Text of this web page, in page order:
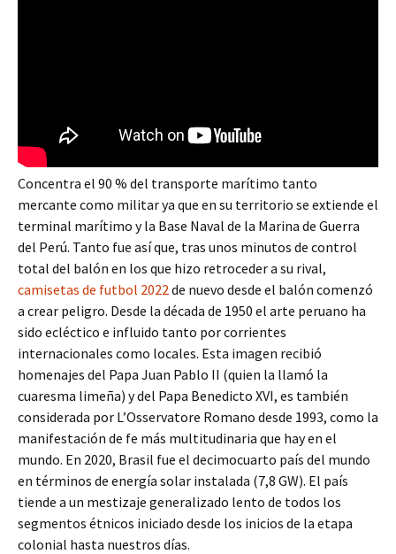
Concentra el 90 % del transporte marítimo tanto
mercante como militar ya que en su territorio se extiende el
terminal marítimo y la Base Naval de la Marina de Guerra
del Perú. Tanto fue así que, tras unos minutos de control
total del balón en los que hizo retroceder a su rival,
camisetas de futbol 2022de nuevo desde el balón comenzó
a crear peligro. Desde la década de 1950 el arte peruano ha
sido ecléctico e influido tanto por corrientes
internacionales como locales. Esta imagen recibió
homenajes del Papa Juan Pablo II (quien la llamó la
cuaresma limeña) y del Papa Benedicto XVI, es también
considerada por L’Osservatore Romano desde 1993, como la
manifestación de fe más multitudinaria que hay en el
mundo. En 2020, Brasil fue el decimocuarto país del mundo
en términos de energía solar instalada (7,8 GW). El país
tiende a un mestizaje generalizado lento de todos los
segmentos étnicos iniciado desde los inicios de la etapa
colonial hasta nuestros días.